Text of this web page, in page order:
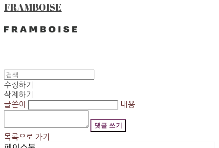
FRAMBOISE
수정하기
삭제하기
글쓴이
내용
댓글 쓰기
목록으로 가기